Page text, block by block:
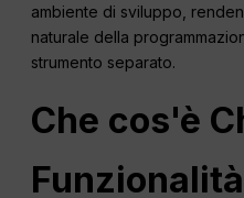
ambiente di sviluppo,
naturale della
strumento separato.
Che cos'è